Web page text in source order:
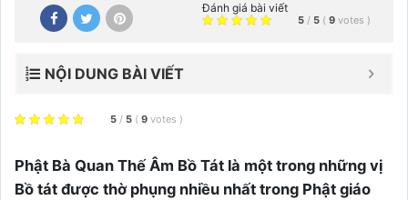
Đánh giá bài viết
5 / 5 ( 9 votes )
NỘI DUNG BÀI VIẾT
5 / 5 ( 9 votes )
Phật Bà Quan Thế Âm Bồ Tát là một trong những vị
Bồ tát được thờ phụng nhiều nhất trong Phật giáo